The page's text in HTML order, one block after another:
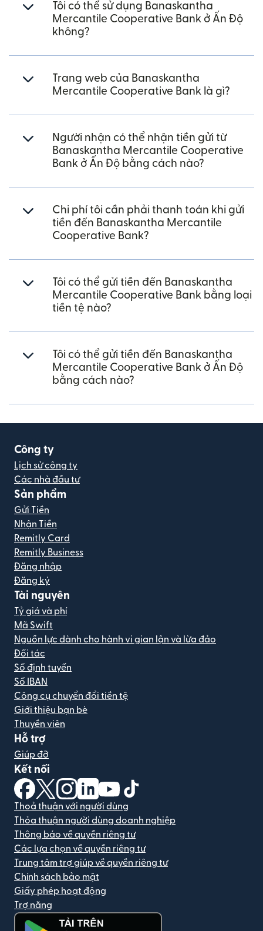
Tôi có thể sử dụng Banaskantha
Mercantile Cooperative Bank ở Ấn Độ
không?
Trang web của Banaskantha
Mercantile Cooperative Bank là gì?
Người nhận có thể nhận tiền gửi từ
Banaskantha Mercantile Cooperative
Bank ở Ấn Độ bằng cách nào?
Chi phí tôi cần phải thanh toán khi gửi
tiền đến Banaskantha Mercantile
Cooperative Bank?
Tôi có thể gửi tiền đến Banaskantha
Mercantile Cooperative Bank bằng loại
tiền tệ nào?
Tôi có thể gửi tiền đến Banaskantha
Mercantile Cooperative Bank ở Ấn Độ
bằng cách nào?
Công ty
Lịch sử công ty
Các nhà đầu tư
Sản phẩm
Gửi Tiền
Nhận Tiền
Remitly Card
Remitly Business
Đăng nhập
Đăng ký
Tài nguyên
Tỷ giá và phí
Mã Swift
Nguồn lực dành cho hành vi gian lận và lừa đảo
Đối tác
Số định tuyến
Số IBAN
Công cụ chuyển đổi tiền tệ
Giới thiệu bạn bè
Thuyền viên
Hỗ trợ
Giúp đỡ
Kết nối
(mở trong cửa sổ mới)
(mở trong cửa sổ mới)
(mở trong cửa sổ mới)
(mở trong cửa sổ mới)
(mở trong cửa sổ mới)
Thoả thuận với người dùng
Thỏa thuận người dùng doanh nghiệp
Thông báo về quyền riêng tư
Các lựa chọn về quyền riêng tư
Trung tâm trợ giúp về quyền riêng tư
Chính sách bảo mật
Giấy phép hoạt động
Trợ năng